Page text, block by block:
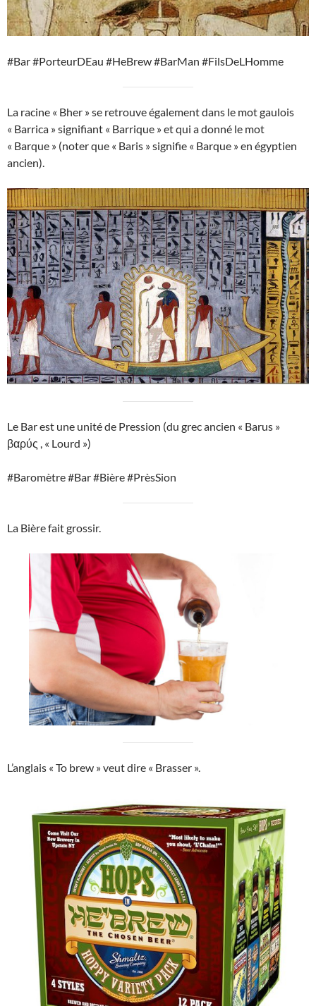
#Bar #PorteurDEau #HeBrew #BarMan #FilsDeLHomme
La racine « Bher » se retrouve également dans le mot gaulois
« Barrica » signifiant « Barrique » et qui a donné le mot
« Barque » (noter que « Baris » signifie « Barque » en égyptien
ancien).
Le Bar est une unité de Pression (du grec ancien « Barus »
βαρύς , « Lourd »)
#Baromètre #Bar #Bière #PrèsSion
La Bière fait grossir.
L’anglais « To brew » veut dire « Brasser ».